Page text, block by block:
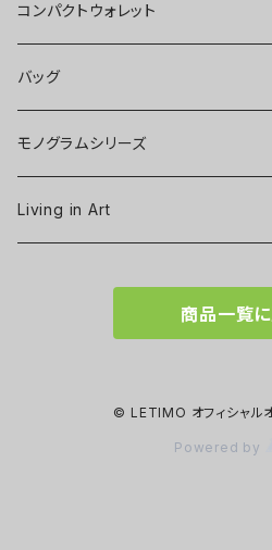
コンパクトウォレット
バッグ
モノグラムシリーズ
Living in Art
商品一覧
© LETIMO オフィシャル
Powered by